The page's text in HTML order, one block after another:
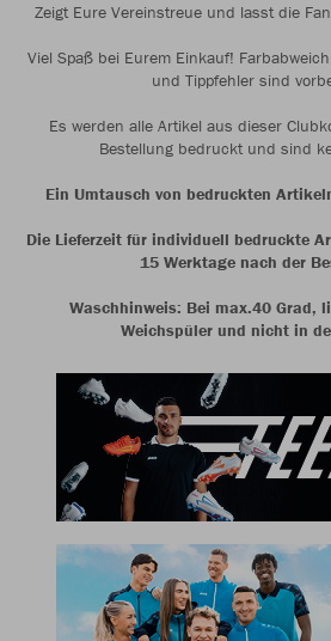
Zeigt Eure Vereinstreue und lasst die
Viel Spaß bei Eurem Einkauf!
und Tippfehler sind
Es werden alle Artikel aus dieser
Bestellung bedruckt und sind
Ein Umtausch von bedruckten
Die Lieferzeit für individuell bedruckte
15 Werktage nach der
Waschhinweis: Bei max.40 Grad,
Weichspüler und nicht in